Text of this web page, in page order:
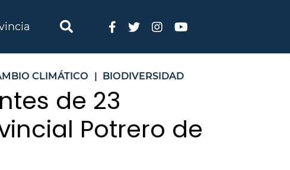
CLIMÁTICO | BIODIVERSIDAD
de 23
Potrero de